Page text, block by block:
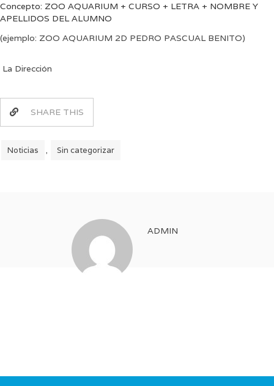
Concepto: ZOO AQUARIUM + CURSO + LETRA + NOMBRE Y
APELLIDOS DEL ALUMNO
(ejemplo: ZOO AQUARIUM 2D PEDRO PASCUAL BENITO)
La Dirección
SHARE THIS
Noticias , Sin categorizar
ADMIN